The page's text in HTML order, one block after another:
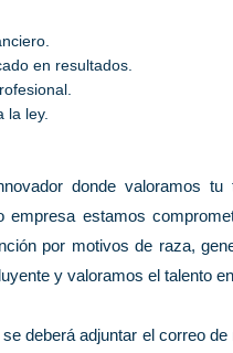
en resultados.
la ley.
donde valoramos
empresa estamos
por motivos de raza,
y valoramos el talento
deberá adjuntar el correo